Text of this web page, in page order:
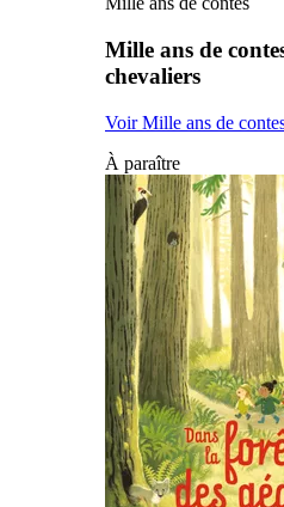
Mille ans de
chevaliers
Voir Mille ans de
À paraître